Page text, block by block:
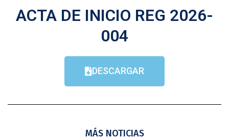
ACTA DE INICIO REG 2026-
004
DESCARGAR
MÁS NOTICIAS